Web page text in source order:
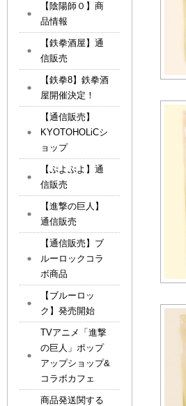
【陰陽師０】商
品情報
【鉄拳酒屋】通
信販売
【鉄拳8】鉄拳酒
屋開催決定！
【通信販売】
KYOTOHOLiCシ
ョップ
【ぷよぷよ】通
信販売
【進撃の巨人】
通信販売
【通信販売】ブ
ルーロックコラ
ボ商品
【ブルーロッ
ク】発売開始
TVアニメ「進撃
の巨人」ポップ
アップショップ&
コラボカフェ
商品発送関する